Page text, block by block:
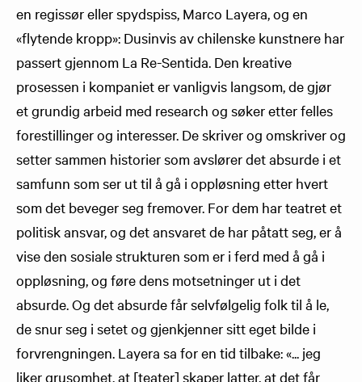
en regissør eller spydspiss, Marco Layera, og en
«flytende kropp»: Dusinvis av chilenske kunstnere har
passert gjennom La Re-Sentida. Den kreative
prosessen i kompaniet er vanligvis langsom, de gjør
et grundig arbeid med research og søker etter felles
forestillinger og interesser. De skriver og omskriver og
setter sammen historier som avslører det absurde i et
samfunn som ser ut til å gå i oppløsning etter hvert
som det beveger seg fremover. For dem har teatret et
politisk ansvar, og det ansvaret de har påtatt seg, er å
vise den sosiale strukturen som er i ferd med å gå i
oppløsning, og føre dens motsetninger ut i det
absurde. Og det absurde får selvfølgelig folk til å le,
de snur seg i setet og gjenkjenner sitt eget bilde i
forvrengningen. Layera sa for en tid tilbake: «... jeg
liker grusomhet, at [teater] skaper latter, at det får